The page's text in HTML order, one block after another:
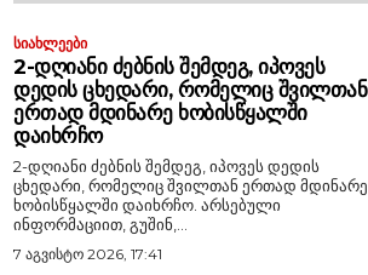
ᲡᲘᲐᲮᲚᲔᲔᲑᲘ
2-ᲓᲦᲘᲐᲜᲘ ᲫᲔᲑᲜᲘᲡ ᲨᲔᲛᲓᲔᲒ, ᲘᲞᲝᲕᲔᲡ
ᲓᲔᲓᲘᲡ ᲪᲮᲔᲓᲐᲠᲘ, ᲠᲝᲛᲔᲚᲘᲪ ᲨᲕᲘᲚᲗᲐᲜ
ᲔᲠᲗᲐᲓ ᲛᲓᲘᲜᲐᲠᲔ ᲮᲝᲑᲘᲡᲬᲧᲐᲚᲨᲘ
ᲓᲐᲘᲮᲠᲩᲝ
2-დღიანი ძებნის შემდეგ, იპოვეს დედის
ცხედარი, რომელიც შვილთან ერთად მდინარე
ხობისწყალში დაიხრჩო. არსებული
ინფორმაციით, გუშინ,...
7 აგვისტო 2026, 17:41